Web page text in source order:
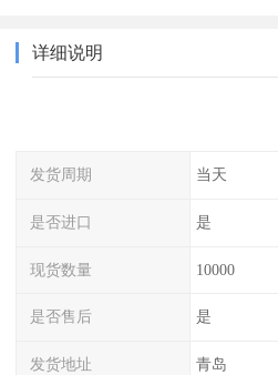
详细说明
发货周期 当天
是否进口 是
现货数量 10000
是否售后 是
发货地址 青岛